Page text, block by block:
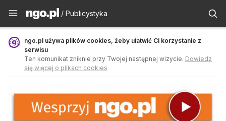
Publicystyka - ngo.pl
/ Publicystyka
ngo.pl używa plików cookies, żeby ułatwić Ci korzystanie z
serwisu
Ten komunikat zniknie przy Twojej następnej wizycie. Dowiedz
się więcej o plikach cookies